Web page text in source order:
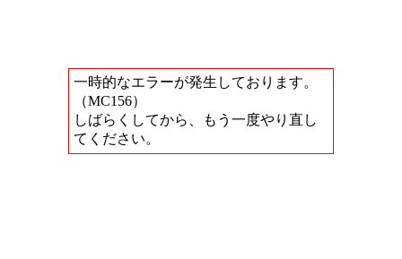
一時的なエラーが発生しております。
（MC156）
しばらくしてから、もう一度やり直し
てください。